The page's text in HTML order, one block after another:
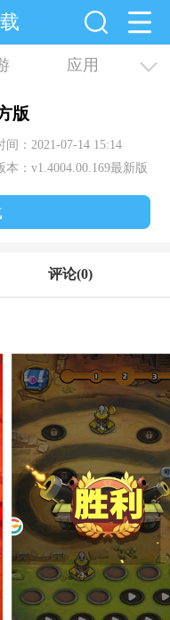
应用
版
间：2021-07-14 15:14
本：v1.4004.00.169最新版
评论(0)